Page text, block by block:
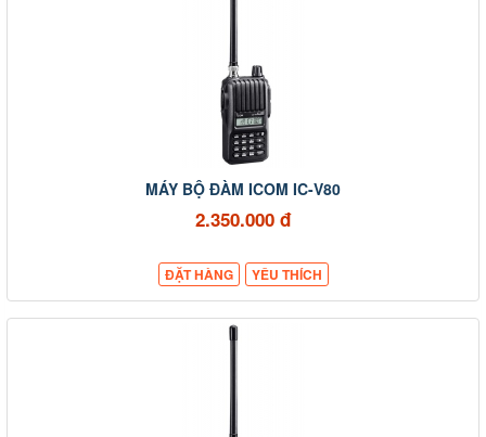
MÁY BỘ ĐÀM ICOM IC-V80
2.350.000 đ
ĐẶT HÀNG YÊU THÍCH